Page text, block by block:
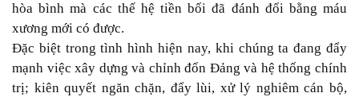
hòa bình mà các thế hệ tiền bối đã đánh đổi bằng máu
xương mới có được.
Đặc biệt trong tình hình hiện nay, khi chúng ta đang đẩy
mạnh việc xây dựng và chỉnh đốn Đảng và hệ thống chính
trị; kiên quyết ngăn chặn, đẩy lùi, xử lý nghiêm cán bộ,